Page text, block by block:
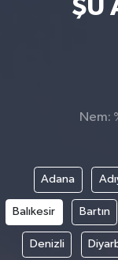
ŞU
Nem:
Adana
Balıkesir Bartın
Denizli